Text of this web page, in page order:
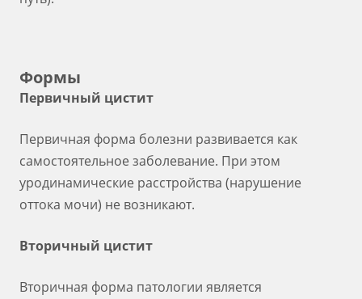
Формы
Первичный цистит
Первичная форма болезни развивается как
самостоятельное заболевание. При этом
уродинамические расстройства (нарушение
оттока мочи) не возникают.
Вторичный цистит
Вторичная форма патологии является